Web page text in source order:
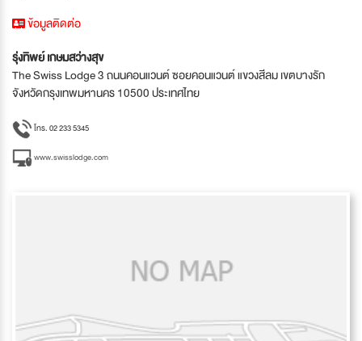
ข้อมูลติดต่อ
รุ่งทิพย์ เกษมสว่างสุข
The Swiss Lodge 3 ถนนคอนแวนต์ ซอยคอนแวนต์ แขวงสีลม เขตบางรัก
จังหวัดกรุงเทพมหานคร 10500 ประเทศไทย
โทร. 02 233 5345
www.swisslodge.com